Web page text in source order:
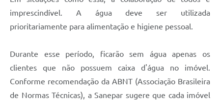
Galeria de Fotos
Audiências Públicas
Arquivos para Download
Carta de Serviços
imprescindível. A água deve ser utilizada
prioritariamente para alimentação e higiene pessoal.
Durante esse período, ficarão sem água apenas os
clientes que não possuem caixa d'água no imóvel.
Conforme recomendação da ABNT (Associação Brasileira
de Normas Técnicas), a Sanepar sugere que cada imóvel